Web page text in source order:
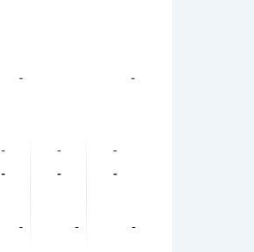
- -
-
-
-
-
-
-
-
-
-